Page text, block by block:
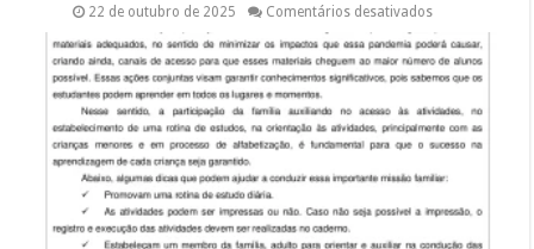
22 de outubro de 2025 Comentários desativadosem
do
poema
‘Vou
na
piscina’